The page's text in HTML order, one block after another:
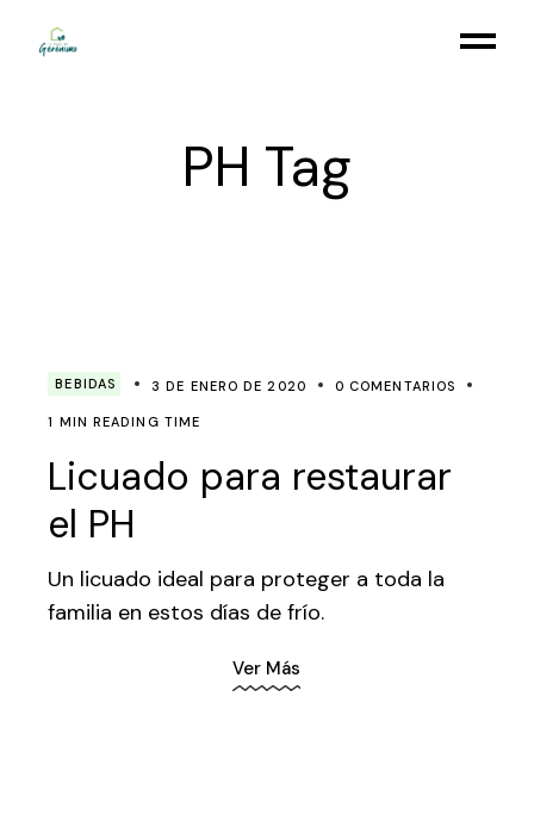
PH Tag
BEBIDAS 3 DE ENERO DE 2020 0 COMENTARIOS
1 MIN READING TIME
Licuado para restaurar
el PH
Un licuado ideal para proteger a toda la
familia en estos días de frío.
Ver Más